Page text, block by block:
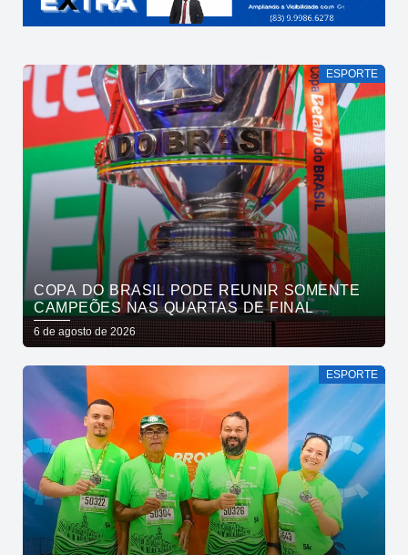
ESPORTE
COPA DO BRASIL PODE REUNIR SOMENTE
CAMPEÕES NAS QUARTAS DE FINAL
6 de agosto de 2026
ESPORTE